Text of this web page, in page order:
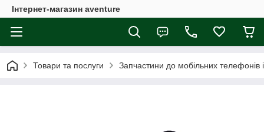
Інтернет-магазин aventure
Товари та послуги Запчастини до мобільних телефонів